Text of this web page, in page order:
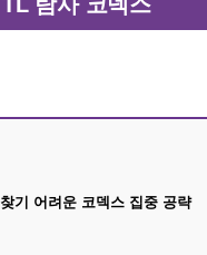
찾기 어려운 코덱스 집중 공략